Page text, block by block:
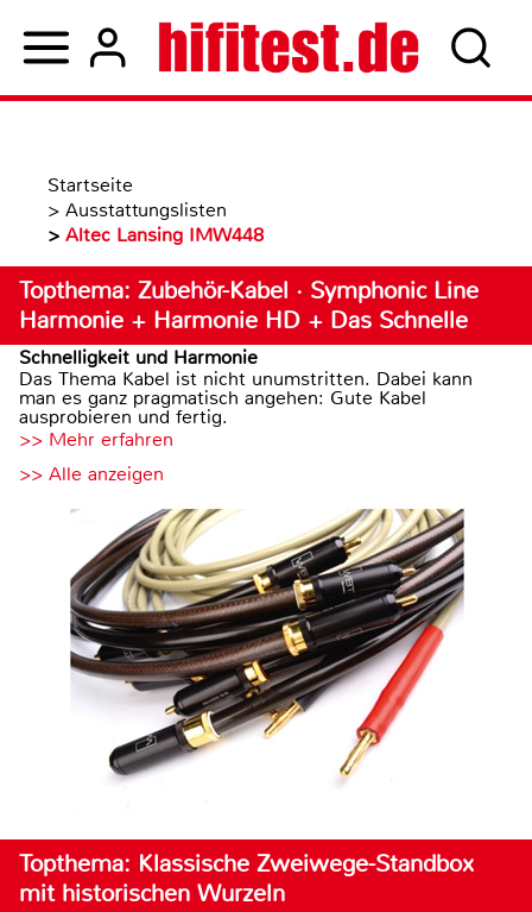
Startseite
> Ausstattungslisten
> Altec Lansing IMW448
Topthema: Zubehör-Kabel · Symphonic Line
Harmonie + Harmonie HD + Das Schnelle
Schnelligkeit und Harmonie
Das Thema Kabel ist nicht unumstritten. Dabei kann
man es ganz pragmatisch angehen: Gute Kabel
ausprobieren und fertig.
>> Mehr erfahren
>> Alle anzeigen
Topthema: Klassische Zweiwege-Standbox
mit historischen Wurzeln